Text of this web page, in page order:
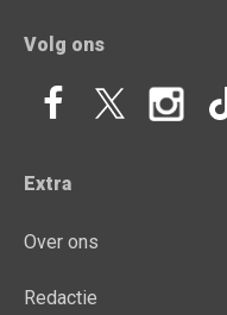
Volg ons
Extra
Over ons
Redactie